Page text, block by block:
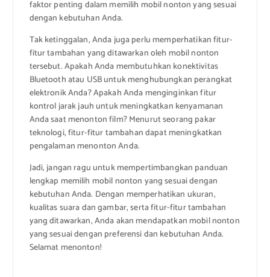
faktor penting dalam memilih mobil nonton yang sesuai
dengan kebutuhan Anda.
Tak ketinggalan, Anda juga perlu memperhatikan fitur-
fitur tambahan yang ditawarkan oleh mobil nonton
tersebut. Apakah Anda membutuhkan konektivitas
Bluetooth atau USB untuk menghubungkan perangkat
elektronik Anda? Apakah Anda menginginkan fitur
kontrol jarak jauh untuk meningkatkan kenyamanan
Anda saat menonton film? Menurut seorang pakar
teknologi, fitur-fitur tambahan dapat meningkatkan
pengalaman menonton Anda.
Jadi, jangan ragu untuk mempertimbangkan panduan
lengkap memilih mobil nonton yang sesuai dengan
kebutuhan Anda. Dengan memperhatikan ukuran,
kualitas suara dan gambar, serta fitur-fitur tambahan
yang ditawarkan, Anda akan mendapatkan mobil nonton
yang sesuai dengan preferensi dan kebutuhan Anda.
Selamat menonton!